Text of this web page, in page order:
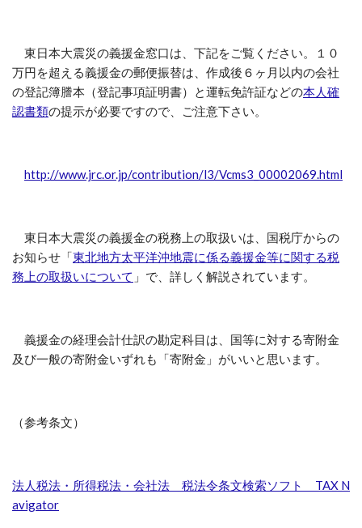
東日本大震災の義援金窓口は、下記をご覧ください。１０
万円を超える義援金の郵便振替は、作成後６ヶ月以内の会社
の登記簿謄本（登記事項証明書）と運転免許証などの本人確
認書類の提示が必要ですので、ご注意下さい。
http://www.jrc.or.jp/contribution/l3/Vcms3_00002069.html
東日本大震災の義援金の税務上の取扱いは、国税庁からの
お知らせ「東北地方太平洋沖地震に係る義援金等に関する税
務上の取扱いについて 」で、詳しく解説されています。
義援金の経理会計仕訳の勘定科目は、国等に対する寄附金
及び一般の寄附金いずれも「寄附金」がいいと思います。
（参考条文）
法人税法・所得税法・会社法 税法令条文検索ソフト TAX N
avigator